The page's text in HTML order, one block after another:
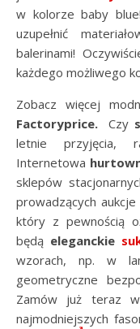
w kolorze baby
uzupełnić
balerinami!
każdego możliwego
Zobacz więcej
Factoryprice. Czy
letnie przyjęcia,
Internetowa
sklepów
prowadzących
który z pewnością
będą eleganckie
wzorach, np. w
geometryczne
Zamów już teraz
najmodniejszych